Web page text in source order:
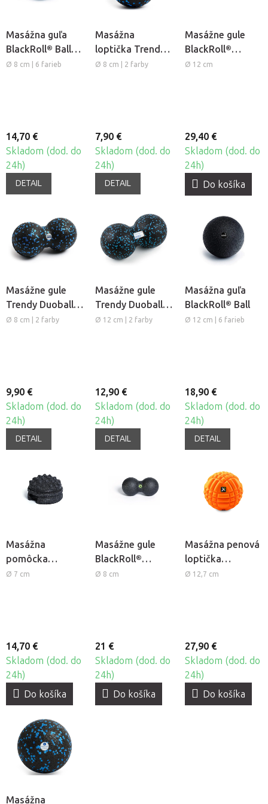
Masážna guľa
BlackRoll® Ball
Mini
Ø 8 cm | 6 farieb
14,70 €
Skladom (dod. do
24h)
DETAIL
Masážna
loptička Trendy
Bola M
Ø 8 cm | 2 farby
7,90 €
Skladom (dod. do
24h)
DETAIL
Masážne gule
BlackRoll®
DuoBall
Ø 12 cm
29,40 €
Skladom (dod. do
24h)
Do košíka
Masážne gule
Trendy Duoball
Dupla
Ø 8 cm | 2 farby
9,90 €
Skladom (dod. do
24h)
DETAIL
Masážne gule
Trendy Duoball
Dupla XL
Ø 12 cm | 2 farby
12,90 €
Skladom (dod. do
24h)
DETAIL
Masážna guľa
BlackRoll® Ball
Ø 12 cm | 6 farieb
18,90 €
Skladom (dod. do
24h)
DETAIL
Masážna
pomôcka
BlackRoll®
Ø 7 cm
14,70 €
Skladom (dod. do
24h)
Do košíka
Masážne gule
BlackRoll®
DuoBall Mini
Ø 8 cm
21 €
Skladom (dod. do
24h)
Do košíka
Masážna penová
loptička
TriggerPoint
Ø 12,7 cm
27,90 €
Skladom (dod. do
24h)
Do košíka
Masážna